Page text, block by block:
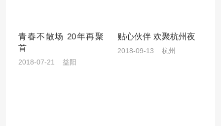
青春不散场 20年再聚
首
2018-07-21 益阳
贴心伙伴 欢聚杭州夜
2018-09-13 杭州